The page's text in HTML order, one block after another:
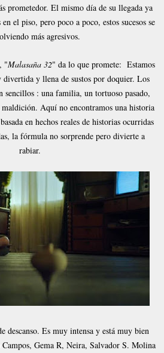
prometedor. El mismo día de su llegada ya
el piso, pero poco a poco, estos sucesos se
más agresivos.
"Malasaña 32" da lo que promete: Estamos
y llena de sustos por doquier. Los
sencillos : una familia, un tortuoso pasado,
maldición. Aquí no encontramos una historia
en hechos reales de historias ocurridas
la fórmula no sorprende pero divierte a
rabiar.
descanso. Es muy intensa y está muy bien
Gema R, Neira, Salvador S. Molina